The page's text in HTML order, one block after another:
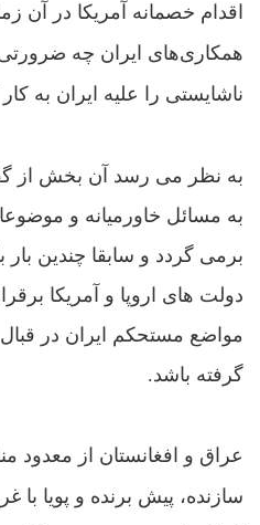
اقدام خصمانه‌ آمريکا در آن
همکارى‌هاى ايران چه
ناشايستى را عليه ايران به
به نظر می رسد آن بخش از
به مسائل خاورمیانه و
برمی گردد و سابقا چندین بار
دولت های اروپا و آمریکا
مواضع مستحکم ایران در
گرفته باشد.
عراق و افغانستان از معدود
سازنده، پیش برنده و پویا